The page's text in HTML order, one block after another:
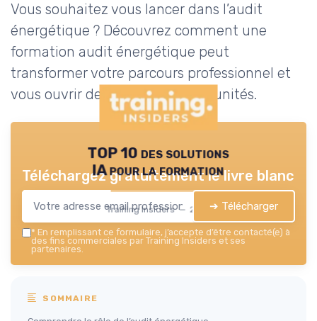
Vous souhaitez vous lancer dans l’audit
énergétique ? Découvrez comment une
formation audit énergétique peut
transformer votre parcours professionnel et
vous ouvrir de nouvelles opportunités.
TOP 10 des solutions
IA pour la formation
Training Insiders — 2026
Téléchargez gratuitement le livre blanc
➔ Télécharger
* En remplissant ce formulaire, j’accepte d’être contacté(e) à
des fins commerciales par Training Insiders et ses
partenaires.
SOMMAIRE